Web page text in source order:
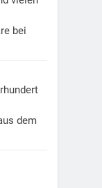
bei
dem